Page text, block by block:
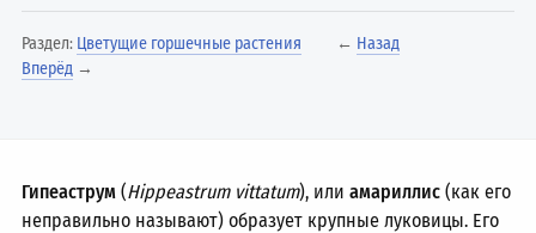
Раздел: Цветущие горшечные растения ← Назад
Вперёд →
Гипеаструм (Hippeastrum vittatum), илиамариллис (как его
неправильно называют) образует крупные луковицы. Его